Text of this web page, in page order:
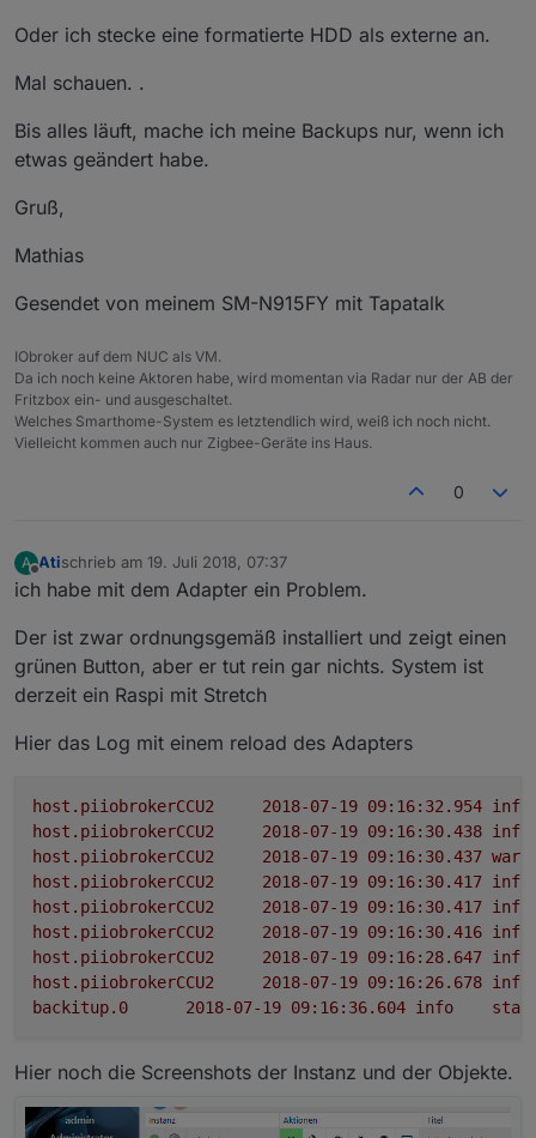
Oder ich stecke eine formatierte HDD als externe an.
Mal schauen. .
Bis alles läuft, mache ich meine Backups nur, wenn ich
etwas geändert habe.
Gruß,
Mathias
Gesendet von meinem SM-N915FY mit Tapatalk
IObroker auf dem NUC als VM.
Da ich noch keine Aktoren habe, wird momentan via Radar nur der AB der
Fritzbox ein- und ausgeschaltet.
Welches Smarthome-System es letztendlich wird, weiß ich noch nicht.
Vielleicht kommen auch nur Zigbee-Geräte ins Haus.
0
A
Offline
Atischrieb am 19. Juli 2018, 07:37
zuletzt editiert von
ich habe mit dem Adapter ein Problem.
Der ist zwar ordnungsgemäß installiert und zeigt einen
grünen Button, aber er tut rein gar nichts. System ist
derzeit ein Raspi mit Stretch
Hier das Log mit einem reload des Adapters
host.piiobrokerCCU2
info
host.piiobrokerCCU2
info
host.piiobrokerCCU2
warn
host.piiobrokerCCU2
info
host.piiobrokerCCU2
info
host.piiobrokerCCU2
info
host.piiobrokerCCU2
info
host.piiobrokerCCU2
info
backitup.0
info
Hier noch die Screenshots der Instanz und der Objekte.